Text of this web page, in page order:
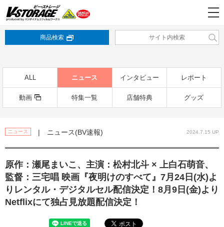
商品検索
ALL ニュース インタビュー レポート
動画 特集一覧 店舗特典 グッズ
ニュース | ニュース(BV速報) 2024.7.15 UP
原作：瀬尾まいこ、主演：松村北斗 × 上白石萌音、
監督：三宅唱 映画『夜明けのすべて』7月24日(水)よ
りレンタル・デジタルセル配信決定！8月9日(金)より
Netflixにて独占見放題配信決定！